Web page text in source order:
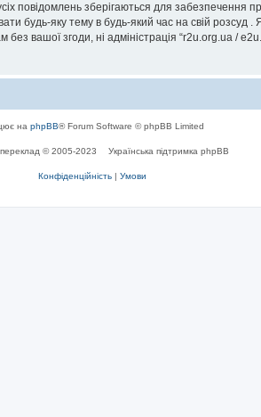
зберігаються для забезпечення
будь-яку тему в будь-який час на свій розсуд
вашої згоди, ні адміністрація “r2u.org.ua /
на phpBB® Forum Software © phpBB Limited
переклад © 2005-2023 Українська підтримка phpBB
Конфіденційність | Умови